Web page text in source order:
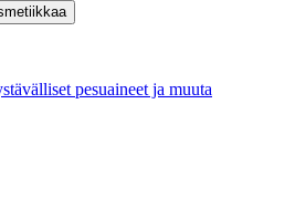
pesuaineet ja muuta